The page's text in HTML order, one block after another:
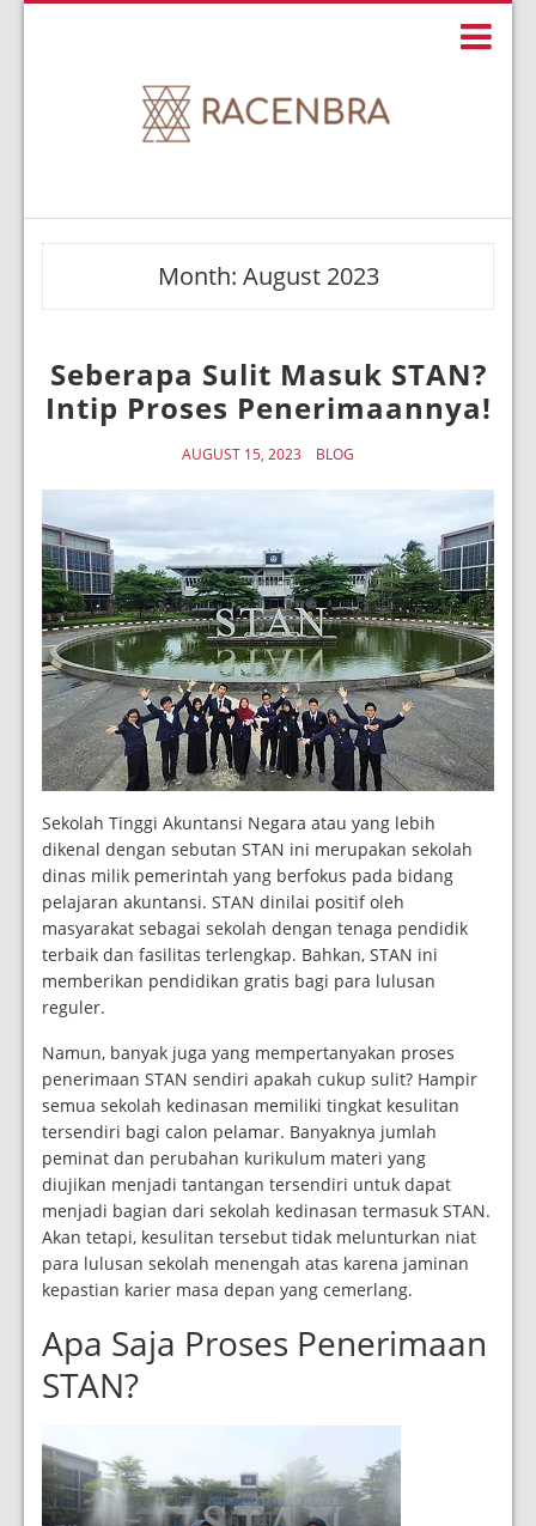
Month: August 2023
Seberapa Sulit Masuk STAN?
Intip Proses Penerimaannya!
AUGUST 15, 2023 BLOG
Sekolah Tinggi Akuntansi Negara atau yang lebih
dikenal dengan sebutan STAN ini merupakan sekolah
dinas milik pemerintah yang berfokus pada bidang
pelajaran akuntansi. STAN dinilai positif oleh
masyarakat sebagai sekolah dengan tenaga pendidik
terbaik dan fasilitas terlengkap. Bahkan, STAN ini
memberikan pendidikan gratis bagi para lulusan
reguler.
Namun, banyak juga yang mempertanyakan proses
penerimaan STAN sendiri apakah cukup sulit? Hampir
semua sekolah kedinasan memiliki tingkat kesulitan
tersendiri bagi calon pelamar. Banyaknya jumlah
peminat dan perubahan kurikulum materi yang
diujikan menjadi tantangan tersendiri untuk dapat
menjadi bagian dari sekolah kedinasan termasuk STAN.
Akan tetapi, kesulitan tersebut tidak melunturkan niat
para lulusan sekolah menengah atas karena jaminan
kepastian karier masa depan yang cemerlang.
Apa Saja Proses Penerimaan
STAN?